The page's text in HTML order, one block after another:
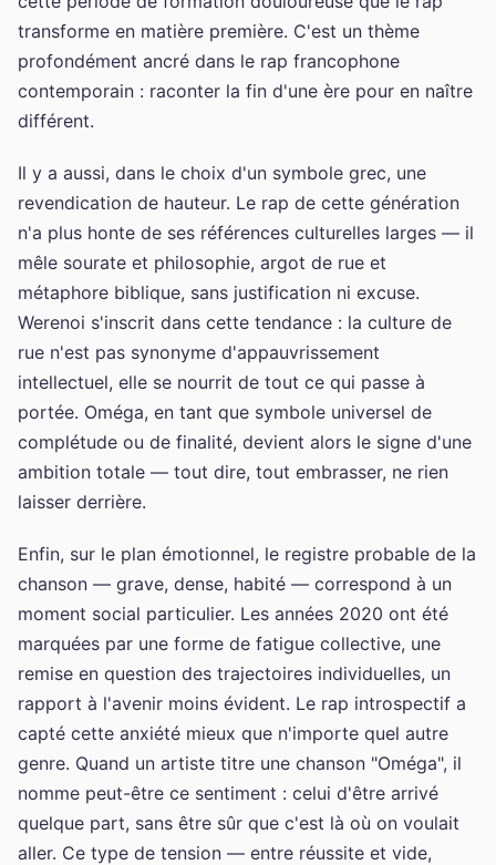
transforme en matière première. C'est un thème
profondément ancré dans le rap francophone
contemporain : raconter la fin d'une ère pour en naître
différent.
Il y a aussi, dans le choix d'un symbole grec, une
revendication de hauteur. Le rap de cette génération
n'a plus honte de ses références culturelles larges — il
mêle sourate et philosophie, argot de rue et
métaphore biblique, sans justification ni excuse.
Werenoi s'inscrit dans cette tendance : la culture de
rue n'est pas synonyme d'appauvrissement
intellectuel, elle se nourrit de tout ce qui passe à
portée. Oméga, en tant que symbole universel de
complétude ou de finalité, devient alors le signe d'une
ambition totale — tout dire, tout embrasser, ne rien
laisser derrière.
Enfin, sur le plan émotionnel, le registre probable de la
chanson — grave, dense, habité — correspond à un
moment social particulier. Les années 2020 ont été
marquées par une forme de fatigue collective, une
remise en question des trajectoires individuelles, un
rapport à l'avenir moins évident. Le rap introspectif a
capté cette anxiété mieux que n'importe quel autre
genre. Quand un artiste titre une chanson "Oméga", il
nomme peut-être ce sentiment : celui d'être arrivé
quelque part, sans être sûr que c'est là où on voulait
aller. Ce type de tension — entre réussite et vide,